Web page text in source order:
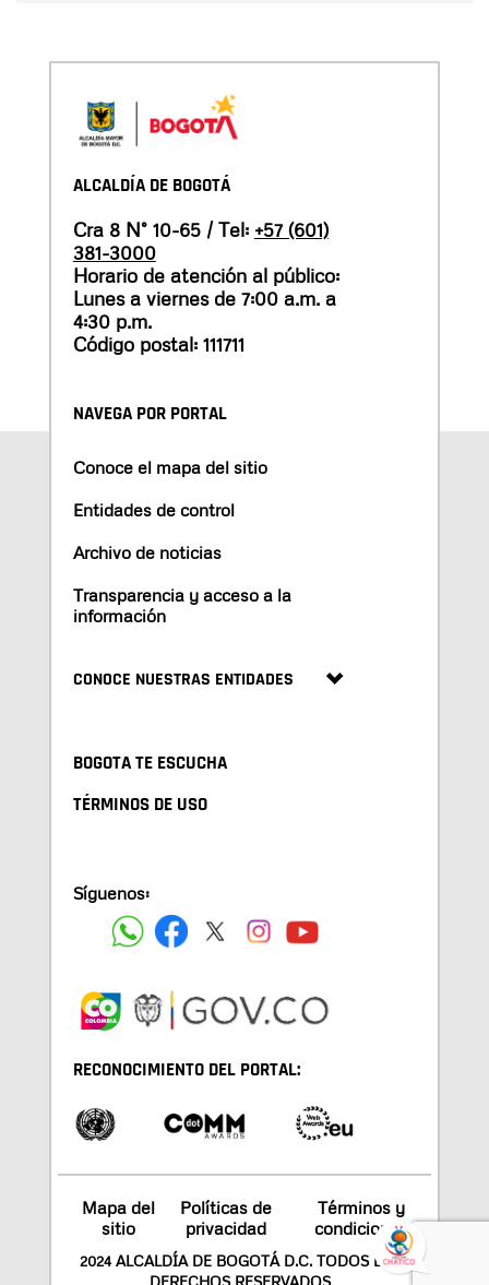
ALCALDÍA DE BOGOTÁ
Cra 8 N° 10-65 / Tel: +57 (601)
381-3000
Horario de atención al público:
Lunes a viernes de 7:00 a.m. a
4:30 p.m.
Código postal: 111711
NAVEGA POR PORTAL
Conoce el mapa del sitio
Entidades de control
Archivo de noticias
Transparencia y acceso a la
información
CONOCE NUESTRAS ENTIDADES
BOGOTA TE ESCUCHA
TÉRMINOS DE USO
Síguenos:
RECONOCIMIENTO DEL PORTAL:
Mapa del
sitio
Políticas de
privacidad
Términos y
condiciones
2024 ALCALDÍA DE BOGOTÁ D.C. TODOS LOS
DERECHOS RESERVADOS